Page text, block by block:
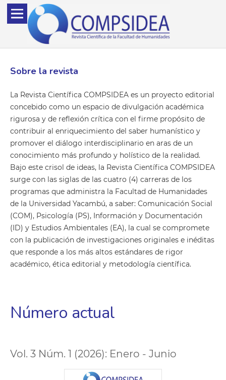
Sobre la revista
La Revista Científica COMPSIDEA es un proyecto editorial
concebido como un espacio de divulgación académica
rigurosa y de reflexión crítica con el firme propósito de
contribuir al enriquecimiento del saber humanístico y
promover el diálogo interdisciplinario en aras de un
conocimiento más profundo y holístico de la realidad.
Bajo este crisol de ideas, la Revista Científica COMPSIDEA
surge con las siglas de las cuatro (4) carreras de los
programas que administra la Facultad de Humanidades
de la Universidad Yacambú, a saber: Comunicación Social
(COM), Psicología (PS), Información y Documentación
(ID) y Estudios Ambientales (EA), la cual se compromete
con la publicación de investigaciones originales e inéditas
que responde a los más altos estándares de rigor
académico, ética editorial y metodología científica.
Número actual
Vol. 3 Núm. 1 (2026): Enero - Junio